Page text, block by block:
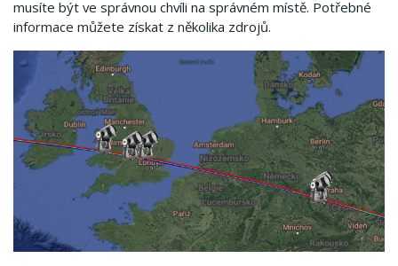
musíte být ve správnou chvíli na správném místě. Potřebné
informace můžete získat z několika zdrojů.